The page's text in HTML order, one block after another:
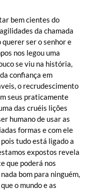
bem cientes do
da chamada
ser o senhor e
nos legou uma
se viu na história,
confiança em
o recrudescimento
seus praticamente
das cruéis lições
humano de usar as
formas e com ele
tudo está ligado a
expostos revela
que poderá nos
bom para ninguém,
o mundo e as